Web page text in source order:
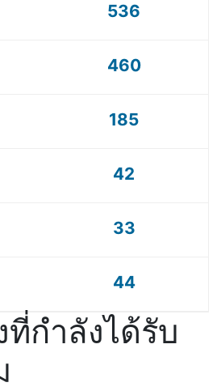
536
460
185
42
33
44
กำลังได้รับ